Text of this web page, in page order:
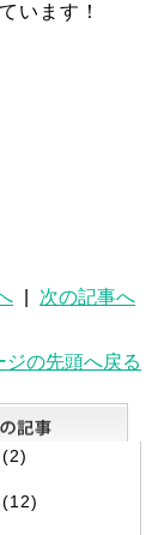
います！
次の記事へ
ジの先頭へ戻る
(2)
(12)